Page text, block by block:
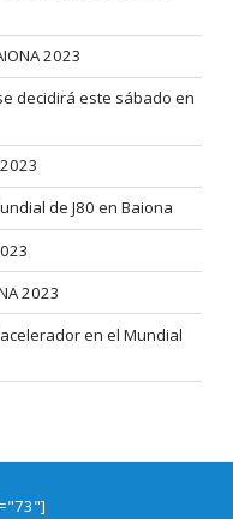
2023
decidirá este sábado en
2023
de J80 en Baiona
2023
en el Mundial